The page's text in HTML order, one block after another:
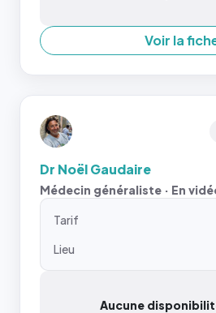
Voir la
Dr Noël Gaudaire
Médecin généraliste · En
Tarif
Lieu
Aucune